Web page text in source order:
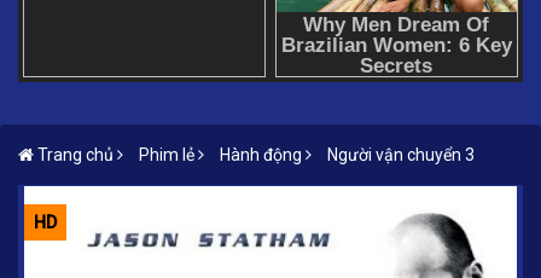
Trang chủ Phim lẻ Hành động Người vận chuyển 3
HD